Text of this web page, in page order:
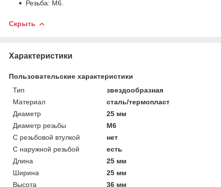
Резьба: M6.
Скрыть
Характеристики
Пользовательские характеристики
Тип
звездообразная
Материал
сталь/термопласт
Диаметр
25 мм
Диаметр резьбы
M6
С резьбовой втулкой
нет
С наружной резьбой
есть
Длина
25 мм
Ширина
25 мм
Высота
36 мм